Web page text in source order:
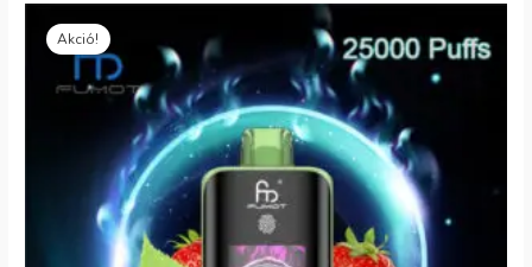
Akció!
Eredeti
ár:
€50.00.
Jelenlegi
ár:
€7.50.